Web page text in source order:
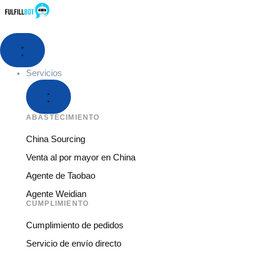
Servicios
ABASTECIMIENTO
China Sourcing
Venta al por mayor en China
Agente de Taobao
Agente Weidian
CUMPLIMIENTO
Cumplimiento de pedidos
Servicio de envío directo